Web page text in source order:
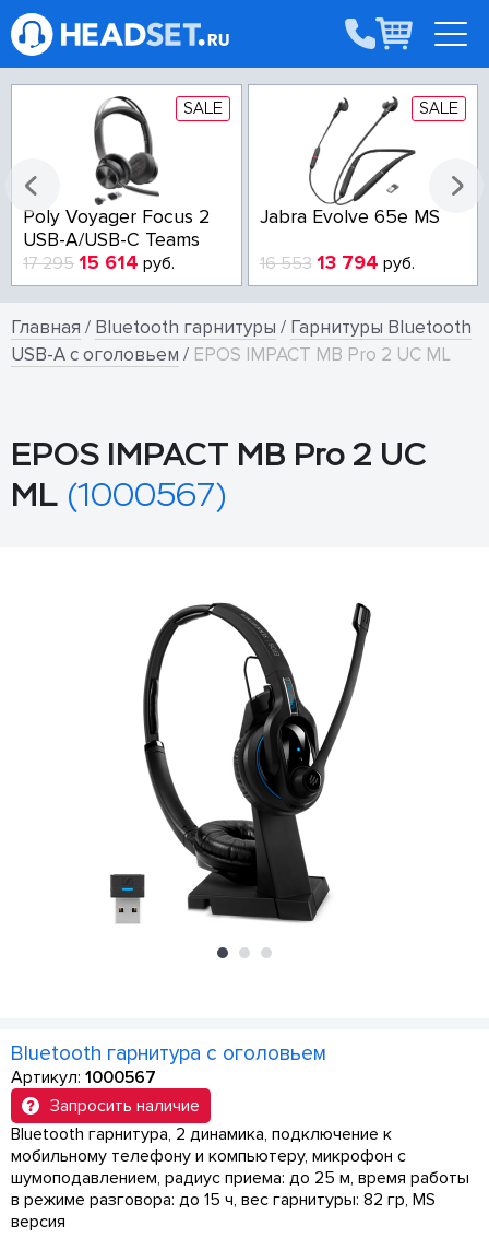
SALE
Poly Voyager Focus 2
USB-A/USB-C Teams
17 295 15 614 руб.
SALE
Jabra Evolve 65e MS
16 553 13 794 руб.
Главная / Bluetooth гарнитуры / Гарнитуры Bluetooth
USB-A с оголовьем / EPOS IMPACT MB Pro 2 UC ML
EPOS IMPACT MB Pro 2 UC
ML (1000567)
Bluetooth гарнитура с оголовьем
Артикул: 1000567
Запросить наличие
Bluetooth гарнитура, 2 динамика, подключение к
мобильному телефону и компьютеру, микрофон с
шумоподавлением, радиус приема: до 25 м, время работы
в режиме разговора: до 15 ч, вес гарнитуры: 82 гр, MS
версия